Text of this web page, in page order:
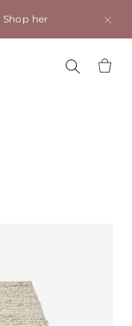
Shop her